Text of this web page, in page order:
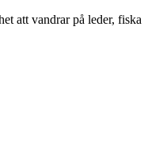
att vandrar på leder,